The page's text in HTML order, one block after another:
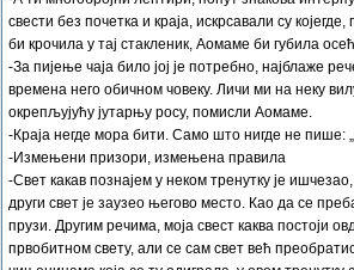
свести без почетка и краја, искрсавали су
би крочила у тај стакленик, Аомаме би губила
-За пијење чаја било јој је потребно, најблаже
времена него обичном човеку. Личи ми на неку
окрепљујућу јутарњу росу, помисли Аомаме.
-Краја негде мора бити. Само што нигде не пише:
-Измењени призори, измењена правила
-Свет какав познајем у неком тренутку је
други свет је заузео његово место. Као да се
прузи. Другим речима, моја свест каква постоји
првобитном свету, али се сам свет већ